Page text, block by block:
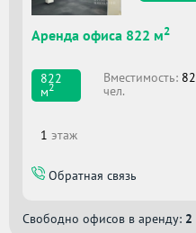
Аренда офиса 822 м2
822
м2
Вместимоcть: 82
чел.
1 этаж
Обратная связь
Свободно офисов в аренду: 2